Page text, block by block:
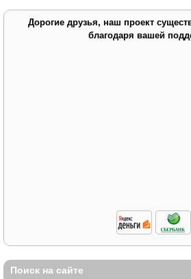
Дорогие друзья, наш проект
благодаря вашей
Поиск на сайте